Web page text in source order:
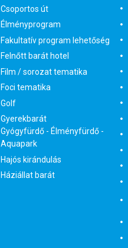
Csoportos út
Élményprogram
Fakultatív program lehetőség
Felnőtt barát hotel
Film / sorozat tematika
Foci tematika
Golf
Gyerekbarát
Gyógyfürdő - Élményfürdő -
Aquapark
Hajós kirándulás
Háziállat barát